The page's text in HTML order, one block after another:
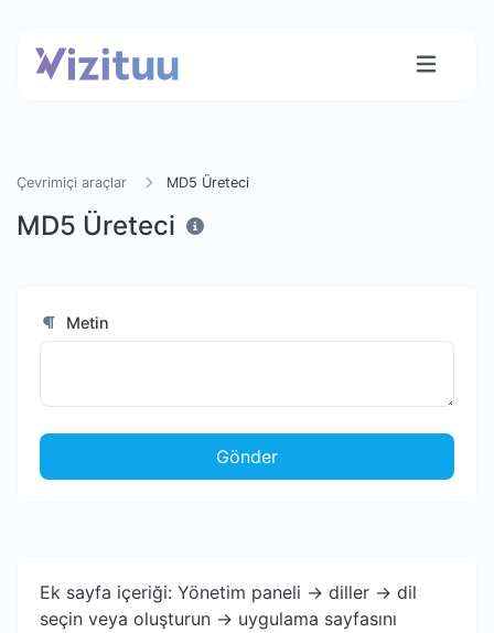
Çevrimiçi araçlar MD5 Üreteci
MD5 Üreteci
Metin
Gönder
Ek sayfa içeriği: Yönetim paneli -> diller -> dil
seçin veya oluşturun -> uygulama sayfasını